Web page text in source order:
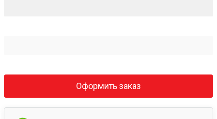
Оформить заказ